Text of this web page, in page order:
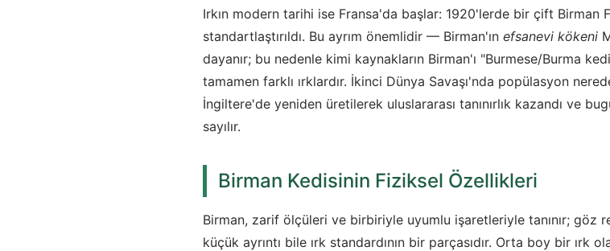
Irkın modern tarihi ise Fransa'da başlar: 1920'lerde bir çift Birman
standartlaştırıldı. Bu ayrım önemlidir — Birman'ın efsanevi kökeni
dayanır; bu nedenle kimi kaynakların Birman'ı "Burmese/Burma
tamamen farklı ırklardır. İkinci Dünya Savaşı'nda popülasyon
İngiltere'de yeniden üretilerek uluslararası tanınırlık kazandı ve
sayılır.
Birman Kedisinin Fiziksel Özellikleri
Birman, zarif ölçüleri ve birbiriyle uyumlu işaretleriyle tanınır;
küçük ayrıntı bile ırk standardının bir parçasıdır. Orta boy bir